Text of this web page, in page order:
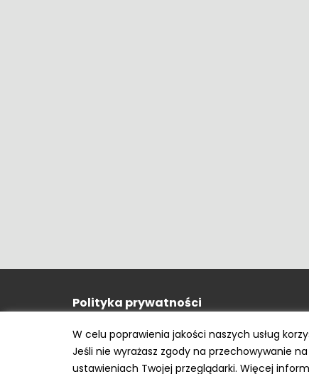
Polityka prywatności
W celu poprawienia jakości naszych usług
Jeśli nie wyrażasz zgody na przechowywanie
ustawieniach Twojej przeglądarki. Więcej